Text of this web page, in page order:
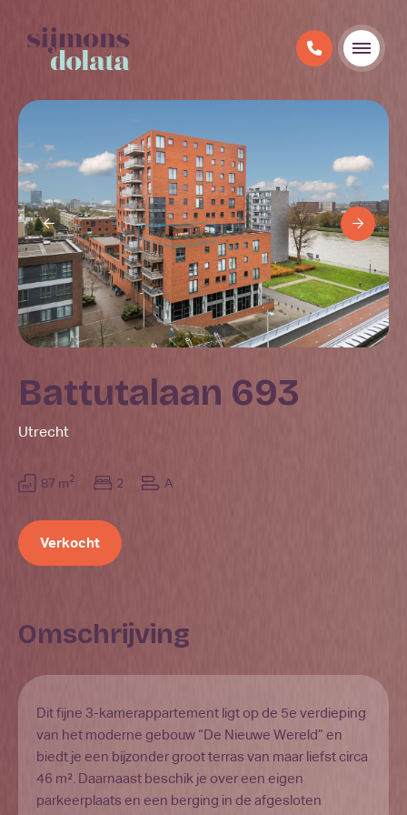
Battutalaan 693
Utrecht
87 m2 2 A
Verkocht
Omschrijving
Dit fijne 3-kamerappartement ligt op de 5e verdieping
van het moderne gebouw “De Nieuwe Wereld” en
biedt je een bijzonder groot terras van maar liefst circa
46 m². Daarnaast beschik je over een eigen
parkeerplaats en een berging in de afgesloten